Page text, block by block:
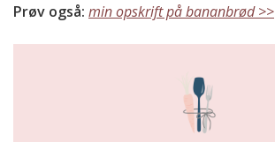
Prøv også: min opskrift på bananbrød >>